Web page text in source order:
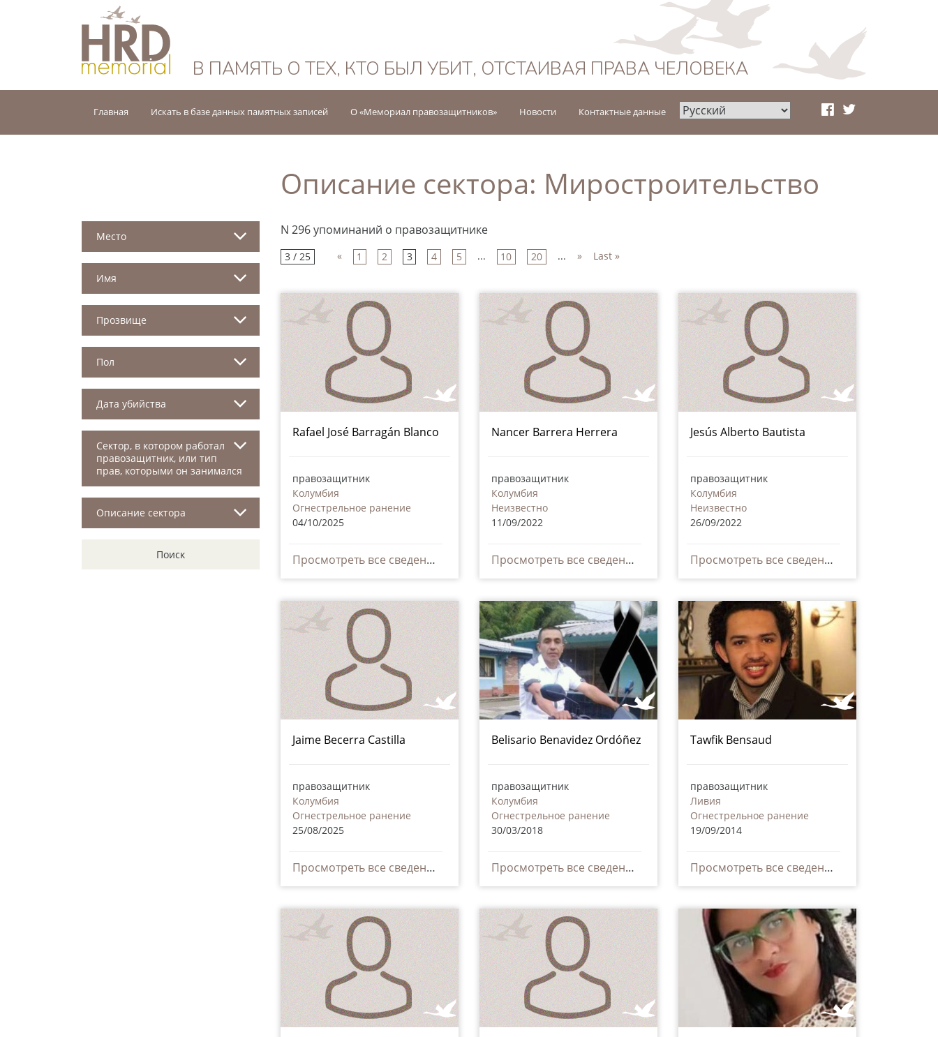
HRD Memorial — Русский
В ПАМЯТЬ О ТЕХ, КТО БЫЛ УБИТ, ОТСТАИВАЯ ПРАВА ЧЕЛОВЕКА
Главная Искать в базе данных памятных записей О «Мемориал правозащитников» Новости Контактные данные
Описание сектора: Миростроительство
Место
Имя
Прозвище
Пол
Дата убийства
Сектор, в котором работал
правозащитник, или тип
прав, которыми он занимался
Описание сектора
Поиск
N 296 упоминаний о правозащитнике
3 / 25 « 1 2 3 4 5 ... 10 20 ... » Last »
Rafael José Barragán Blanco
правозащитник
Колумбия
Огнестрельное ранение
04/10/2025
Просмотреть все сведения
Nancer Barrera Herrera
правозащитник
Колумбия
Неизвестно
11/09/2022
Просмотреть все сведения
Jesús Alberto Bautista
правозащитник
Колумбия
Неизвестно
26/09/2022
Просмотреть все сведения
Jaime Becerra Castilla
правозащитник
Колумбия
Огнестрельное ранение
25/08/2025
Просмотреть все сведения
Belisario Benavidez Ordóñez
правозащитник
Колумбия
Огнестрельное ранение
30/03/2018
Просмотреть все сведения
Tawfik Bensaud
правозащитник
Ливия
Огнестрельное ранение
19/09/2014
Просмотреть все сведения